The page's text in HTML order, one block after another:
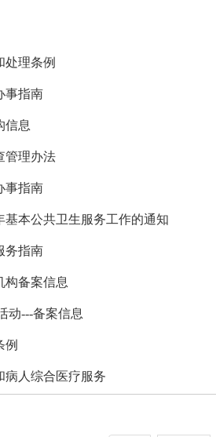
处理条例
事指南
信息
管理办法
事指南
基本公共卫生服务工作的通知
务指南
构备案信息
动---备案信息
例
病人综合医疗服务